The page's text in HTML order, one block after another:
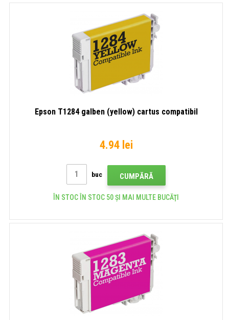
Epson T1284 galben (yellow) cartus compatibil
4.94 lei
buc CUMPĂRĂ
ÎN STOC ÎN STOC 50 ȘI MAI MULTE BUCĂŢI